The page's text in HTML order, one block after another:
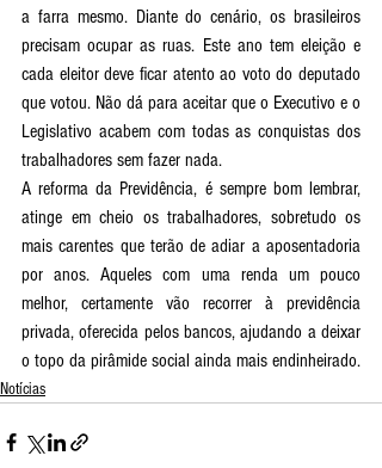
a farra mesmo. Diante do cenário, os brasileiros
precisam ocupar as ruas. Este ano tem eleição e
cada eleitor deve ficar atento ao voto do deputado
que votou. Não dá para aceitar que o Executivo e o
Legislativo acabem com todas as conquistas dos
trabalhadores sem fazer nada.
A reforma da Previdência, é sempre bom lembrar,
atinge em cheio os trabalhadores, sobretudo os
mais carentes que terão de adiar a aposentadoria
por anos. Aqueles com uma renda um pouco
melhor, certamente vão recorrer à previdência
privada, oferecida pelos bancos, ajudando a deixar
Notícias